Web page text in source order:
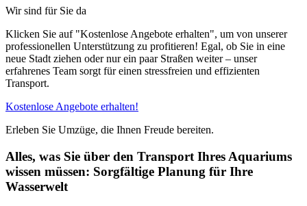
Wir sind für Sie da
Klicken Sie auf "Kostenlose Angebote erhalten", um von unserer
professionellen Unterstützung zu profitieren! Egal, ob Sie in eine
neue Stadt ziehen oder nur ein paar Straßen weiter – unser
erfahrenes Team sorgt für einen stressfreien und effizienten
Transport.
Kostenlose Angebote erhalten!
Erleben Sie Umzüge, die Ihnen Freude bereiten.
Alles, was Sie über den Transport Ihres Aquariums
wissen müssen: Sorgfältige Planung für Ihre
Wasserwelt